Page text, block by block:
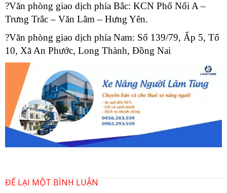
?Văn phòng giao dịch phía Bắc: KCN Phố Nối A –
Trưng Trắc – Văn Lâm – Hưng Yên.
?Văn phòng giao dịch phía Nam: Số 139/79, Ấp 5, Tổ
10, Xã An Phước, Long Thành, Đồng Nai
ĐỂ LẠI MỘT BÌNH LUẬN